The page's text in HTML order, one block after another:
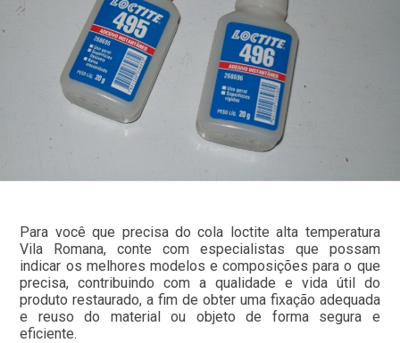
Para você que precisa do cola loctite alta temperatura
Vila Romana, conte com especialistas que possam
indicar os melhores modelos e composições para o que
precisa, contribuindo com a qualidade e vida útil do
produto restaurado, a fim de obter uma fixação adequada
e reuso do material ou objeto de forma segura e
eficiente.